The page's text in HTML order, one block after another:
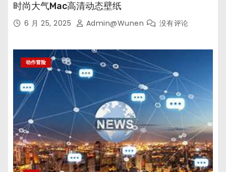
时尚大气Mac高清动态壁纸
6 月 25, 2025 Admin@wunen 没有评论
动作冒险